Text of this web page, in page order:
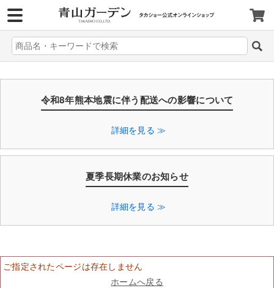
令和8年熊本地震に伴う配送への影響について
詳細を見る ≫
夏季長期休業のお知らせ
詳細を見る ≫
ご指定されたページは存在しません
ホームへ戻る